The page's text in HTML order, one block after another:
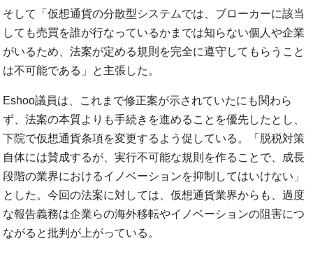
そして「仮想通貨の分散型システムでは、ブローカーに該当
しても売買を誰が行なっているかまでは知らない個人や企業
がいるため、法案が定める規則を完全に遵守してもらうこと
は不可能である」と主張した。
Eshoo議員は、これまで修正案が示されていたにも関わら
ず、法案の本質よりも手続きを進めることを優先したとし、
下院で仮想通貨条項を変更するよう促している。「脱税対策
自体には賛成するが、実行不可能な規則を作ることで、成長
段階の業界におけるイノベーションを抑制してはいけない」
とした。今回の法案に対しては、仮想通貨業界からも、過度
な報告義務は企業らの海外移転やイノベーションの阻害につ
ながると批判が上がっている。